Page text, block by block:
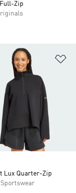
Zip
życzeń
Lux Quarter-Zip